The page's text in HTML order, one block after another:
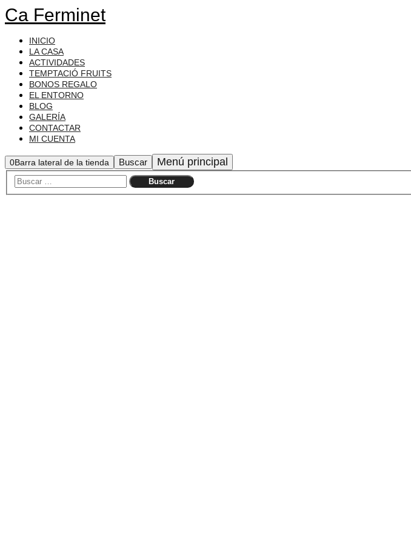
Ca Ferminet
INICIO
LA CASA
ACTIVIDADES
TEMPTACIÓ FRUITS
BONOS REGALO
EL ENTORNO
BLOG
GALERÍA
CONTACTAR
MI CUENTA
0Barra lateral de la tienda Buscar Menú principal